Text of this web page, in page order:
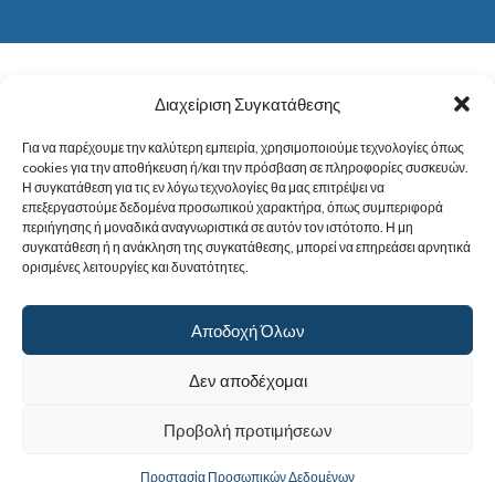
Διαχείριση Συγκατάθεσης
Για να παρέχουμε την καλύτερη εμπειρία, χρησιμοποιούμε τεχνολογίες όπως
cookies για την αποθήκευση ή/και την πρόσβαση σε πληροφορίες συσκευών.
Η συγκατάθεση για τις εν λόγω τεχνολογίες θα μας επιτρέψει να
επεξεργαστούμε δεδομένα προσωπικού χαρακτήρα, όπως συμπεριφορά
περιήγησης ή μοναδικά αναγνωριστικά σε αυτόν τον ιστότοπο. Η μη
συγκατάθεση ή η ανάκληση της συγκατάθεσης, μπορεί να επηρεάσει αρνητικά
ορισμένες λειτουργίες και δυνατότητες.
Αποδοχή Όλων
Δεν αποδέχομαι
Προβολή προτιμήσεων
Προστασία Προσωπικών Δεδομένων